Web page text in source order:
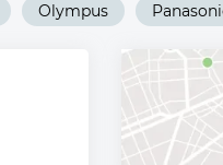
Olympus